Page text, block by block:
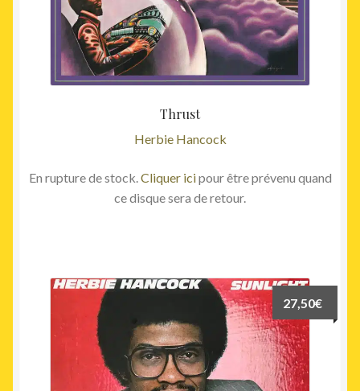
Thrust
Herbie Hancock
En rupture de stock. Cliquer icipour être prévenu quand
ce disque sera de retour.
27,50€